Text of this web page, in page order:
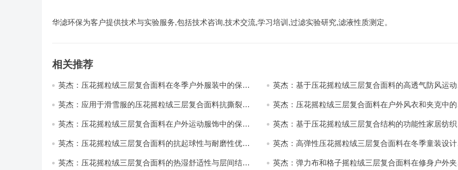
华滤环保为客户提供技术与实验服务,包括技术咨询,技术交流,学习培训,过滤实验研究,滤液性质测定。
相关推荐
英杰：压花摇粒绒三层复合面料在冬季户外服装中的保暖
英杰：基于压花摇粒绒三层复合面料的高透气防风运动
英杰：应用于滑雪服的压花摇粒绒三层复合面料抗撕裂与
英杰：压花摇粒绒三层复合面料在户外风衣和夹克中的
英杰：压花摇粒绒三层复合面料在户外运动服饰中的保暖
英杰：基于压花摇粒绒三层复合结构的功能性家居纺织
英杰：压花摇粒绒三层复合面料的抗起球性与耐磨性优化
英杰：高弹性压花摇粒绒三层复合面料在冬季童装设计
英杰：压花摇粒绒三层复合面料的热湿舒适性与层间结合
英杰：弹力布和格子摇粒绒三层复合面料在修身户外夹